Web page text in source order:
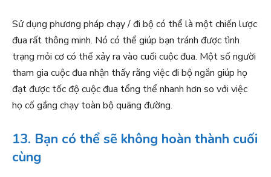
Sử dụng phương pháp chạy / đi bộ có thể là một chiến lược
đua rất thông minh. Nó có thể giúp bạn tránh được tình
trạng mỏi cơ có thể xảy ra vào cuối cuộc đua. Một số người
tham gia cuộc đua nhận thấy rằng việc đi bộ ngắn giúp họ
đạt được tốc độ cuộc đua tổng thể nhanh hơn so với việc
họ cố gắng chạy toàn bộ quãng đường.
13. Bạn có thể sẽ không hoàn thành cuối
cùng